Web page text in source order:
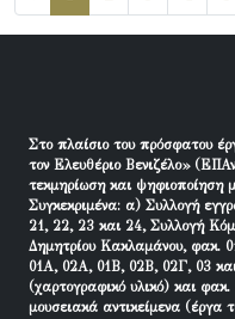
Στο πλαίσιο του πρόσφατου
τον Ελευθέριο Βενιζέλο»
τεκμηρίωση και ψηφιοποίηση
Συγκεκριμένα: α) Συλλογή
21, 22, 23 και 24, Συλλογή
Δημητρίου Κακλαμάνου, φακ.
01Α, 02Α, 01Β, 02Β, 02Γ, 03
(χαρτογραφικό υλικό) και
μουσειακά αντικείμενα (έργα